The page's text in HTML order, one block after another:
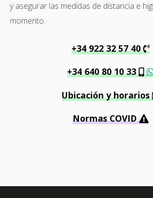
y asegurar las medidas de distancia e
momento.
+34 922 32 57 40
+34 640 80 10 33
Ubicación y horarios
Normas COVID